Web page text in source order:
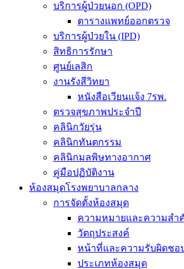
บริการผู้ป่วยนอก (OPD)
ตารางแพทย์ออกตรวจ
บริการผู้ป่วยใน (IPD)
สิทธิการรักษา
ศูนย์เลสิก
งานรังสีวิทยา
หนังสือเวียนแจ้ง 7รพ.
ตรวจสุขภาพประจำปี
คลินิกวัยรุ่น
คลินิกทันตกรรม
คลินิกมลพิษทางอากาศ
คู่มือปฏิบัติงาน
ห้องสมุดโรงพยาบาลกลาง
การจัดตั้งห้องสมุด
ความหมายและความสำ
วัตถุประสงค์
หน้าที่และความรับผิดชอ
ประเภทห้องสมุด